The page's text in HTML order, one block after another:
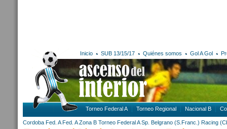
Inicio SUB 13/15/17 Quiénes somos Gol A Gol
Torneo Federal A Torneo Regional Nacional B
Cordoba Fed. A Fed. A Zona B Torneo Federal A Sp. Belgrano (S.Franc.) Racing